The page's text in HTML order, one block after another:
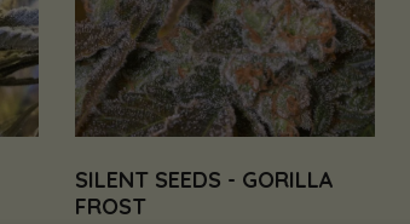
SILENT SEEDS - GORILLA
FROST